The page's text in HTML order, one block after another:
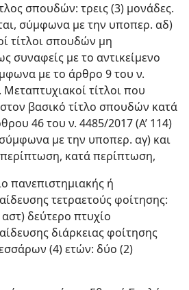
σπουδών: τρεις (3) μονάδες.
σύμφωνα με την υποπερ. αδ)
τίτλοι σπουδών μη
συναφείς με το αντικείμενο
με το άρθρο 9 του ν.
Μεταπτυχιακοί τίτλοι που
βασικό τίτλο σπουδών κατά
46 του ν. 4485/2017 (Α’ 114)
με την υποπερ. αγ) και
κατά περίπτωση,
πανεπιστημιακής ή
τετραετούς φοίτησης:
δεύτερο πτυχίο
διάρκειας φοίτησης
(4) ετών: δύο (2)